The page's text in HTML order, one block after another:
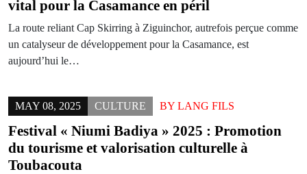
vital pour la Casamance en péril
La route reliant Cap Skirring à Ziguinchor, autrefois perçue comme
un catalyseur de développement pour la Casamance, est
aujourd’hui le…
MAY 08, 2025 CULTURE BY LANG FILS
Festival « Niumi Badiya » 2025 : Promotion
du tourisme et valorisation culturelle à
Toubacouta